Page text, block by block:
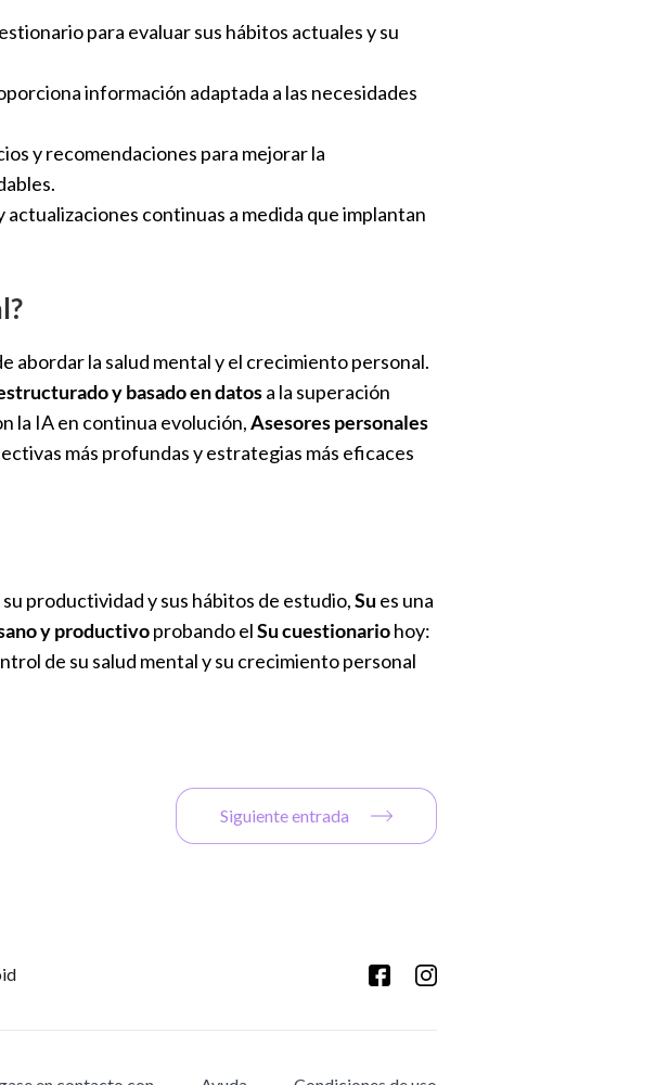
para evaluar sus hábitos actuales y su
información adaptada a las necesidades
y recomendaciones para mejorar la
actualizaciones continuas a medida que implantan
abordar la salud mental y el crecimiento personal.
y basado en datosa la superación
la IA en continua evolución,Asesores personales
más profundas y estrategias más eficaces
productividad y sus hábitos de estudio,Su es una
y productivoprobando elSu cuestionariohoy:
de su salud mental y su crecimiento personal
Siguiente entrada